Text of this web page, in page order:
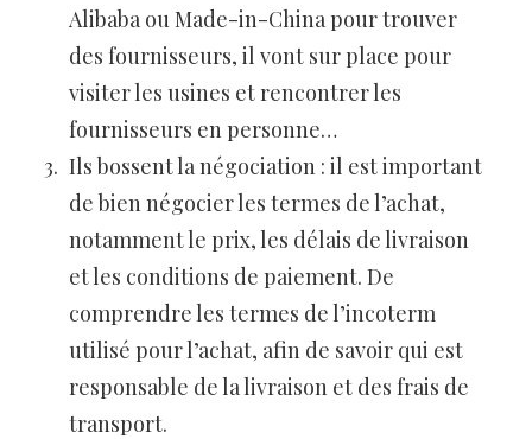
Alibaba ou Made-in-China pour trouver
des fournisseurs, il vont sur place pour
visiter les usines et rencontrer les
fournisseurs en personne…
Ils bossent la négociation : il est important
de bien négocier les termes de l’achat,
notamment le prix, les délais de livraison
et les conditions de paiement. De
comprendre les termes de l’incoterm
utilisé pour l’achat, afin de savoir qui est
responsable de la livraison et des frais de
transport.